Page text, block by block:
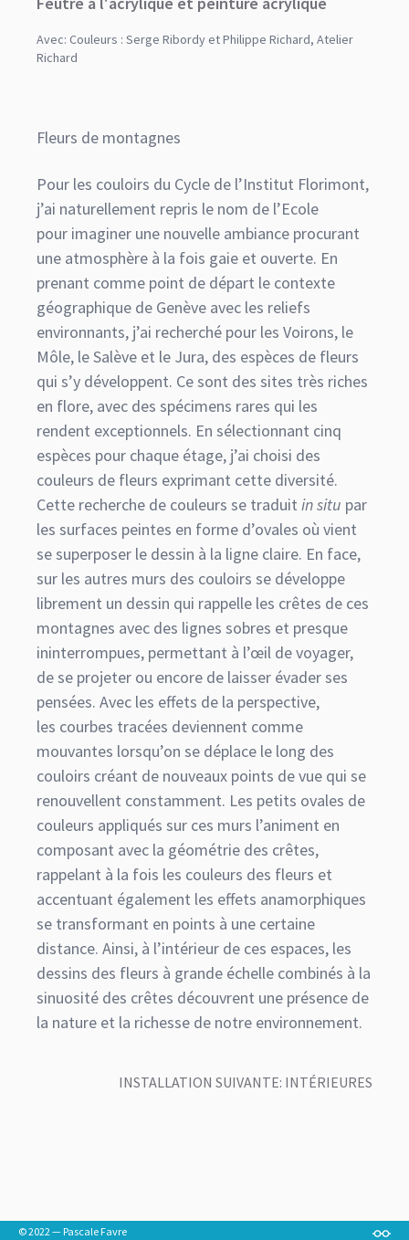
Avec: Couleurs : Serge Ribordy et Philippe Richard, Atelier
Richard
Fleurs de montagnes
Pour les couloirs du Cycle de l’Institut Florimont,
j’ai naturellement repris le nom de l’Ecole
pour imaginer une nouvelle ambiance procurant
une atmosphère à la fois gaie et ouverte. En
prenant comme point de départ le contexte
géographique de Genève avec les reliefs
environnants, j’ai recherché pour les Voirons, le
Môle, le Salève et le Jura, des espèces de fleurs
qui s’y développent. Ce sont des sites très riches
en flore, avec des spécimens rares qui les
rendent exceptionnels. En sélectionnant cinq
espèces pour chaque étage, j’ai choisi des
couleurs de fleurs exprimant cette diversité.
Cette recherche de couleurs se traduit in situ par
les surfaces peintes en forme d’ovales où vient
se superposer le dessin à la ligne claire. En face,
sur les autres murs des couloirs se développe
librement un dessin qui rappelle les crêtes de ces
montagnes avec des lignes sobres et presque
ininterrompues, permettant à l’œil de voyager,
de se projeter ou encore de laisser évader ses
pensées. Avec les effets de la perspective,
les courbes tracées deviennent comme
mouvantes lorsqu’on se déplace le long des
couloirs créant de nouveaux points de vue qui se
renouvellent constamment. Les petits ovales de
couleurs appliqués sur ces murs l’animent en
composant avec la géométrie des crêtes,
rappelant à la fois les couleurs des fleurs et
accentuant également les effets anamorphiques
se transformant en points à une certaine
distance. Ainsi, à l’intérieur de ces espaces, les
dessins des fleurs à grande échelle combinés à la
sinuosité des crêtes découvrent une présence de
la nature et la richesse de notre environnement.
INSTALLATION SUIVANTE: INTÉRIEURES
© 2022 — Pascale Favre